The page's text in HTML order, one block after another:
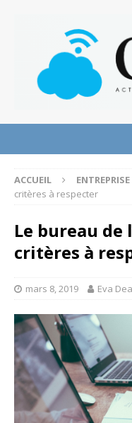
ACCUEIL ENTREPRISE
critères à respecter
Le bureau
critères à
mars 8, 2019 Eva